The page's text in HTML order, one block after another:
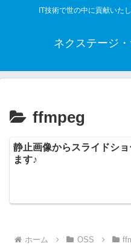
IT技術で世の中に貢献いた
ネクステージ
ffmpeg
静止画像からスライドシ
ます♪
ホーム OSS